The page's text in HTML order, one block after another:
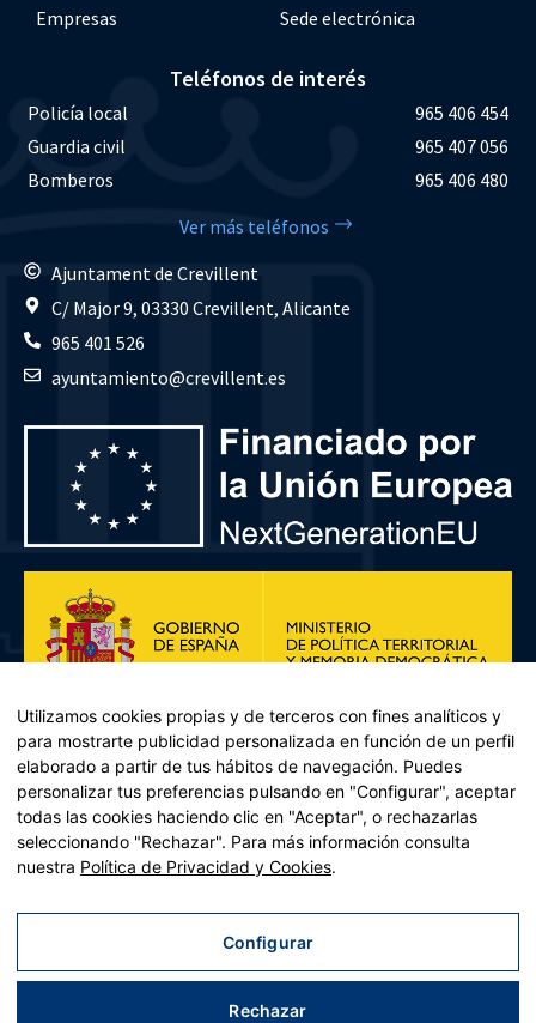
Empresas
Sede electrónica
Teléfonos de interés
Policía local
965 406 454
Guardia civil
965 407 056
Bomberos
965 406 480
Ver más teléfonos
Ajuntament de Crevillent
C/ Major 9, 03330 Crevillent, Alicante
965 401 526
ayuntamiento@crevillent.es
Plan de Recuperación, Transformación y Resiliencia – Financiado por
Recuperación y resiliencia, establecido por el Reglamento (UE)
2021/241 del Parlamento Europeo y del Consejo, de 12 de febrero
Utilizamos cookies propias y de terceros con fines analíticos y
para mostrarte publicidad personalizada en función de un perfil
elaborado a partir de tus hábitos de navegación. Puedes
personalizar tus preferencias pulsando en "Configurar", aceptar
todas las cookies haciendo clic en "Aceptar", o rechazarlas
seleccionando "Rechazar". Para más información consulta
nuestra Política de Privacidad y Cookies.
Configurar
Rechazar